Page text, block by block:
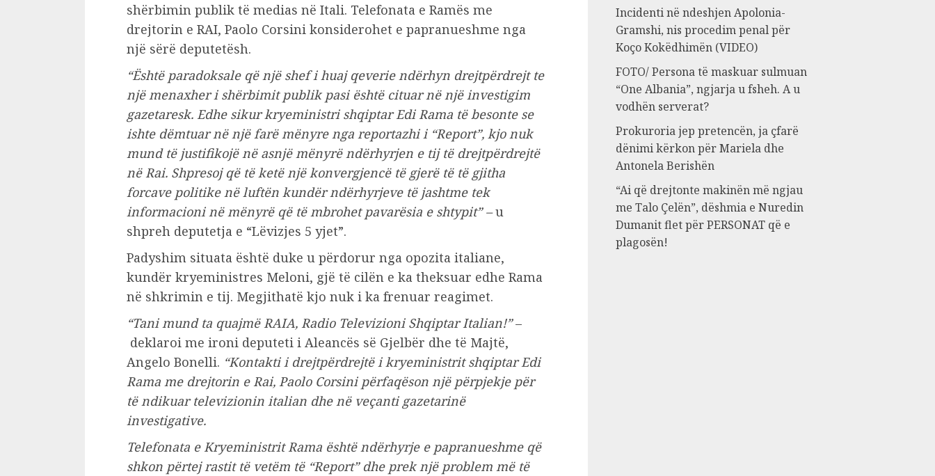
shërbimin publik të medias në Itali. Telefonata e Ramës me
drejtorin e RAI, Paolo Corsini konsiderohet e papranueshme nga
një sërë deputetësh.
“Është paradoksale që një shef i huaj qeverie ndërhyn drejtpërdrejt te
një menaxher i shërbimit publik pasi është cituar në një investigim
gazetaresk. Edhe sikur kryeministri shqiptar Edi Rama të besonte se
ishte dëmtuar në një farë mënyre nga reportazhi i “Report”, kjo nuk
mund të justifikojë në asnjë mënyrë ndërhyrjen e tij të drejtpërdrejtë
në Rai. Shpresoj që të ketë një konvergjencë të gjerë të të gjitha
forcave politike në luftën kundër ndërhyrjeve të jashtme tek
informacioni në mënyrë që të mbrohet pavarësia e shtypit” –u
shpreh deputetja e “Lëvizjes 5 yjet”.
Padyshim situata është duke u përdorur nga opozita italiane,
kundër kryeministres Meloni, gjë të cilën e ka theksuar edhe Rama
në shkrimin e tij. Megjithatë kjo nuk i ka frenuar reagimet.
“Tani mund ta quajmë RAIA, Radio Televizioni Shqiptar Italian!”–
deklaroi me ironi deputeti i Aleancës së Gjelbër dhe të Majtë,
Angelo Bonelli. “Kontakti i drejtpërdrejtë i kryeministrit shqiptar Edi
Rama me drejtorin e Rai, Paolo Corsini përfaqëson një përpjekje për
të ndikuar televizionin italian dhe në veçanti gazetarinë
investigative.
Telefonata e Kryeministrit Rama është ndërhyrje e papranueshme që
shkon përtej rastit të vetëm të “Report” dhe prek një problem më të
Incidenti në ndeshjen Apolonia-
Gramshi, nis procedim penal për
Koço Kokëdhimën (VIDEO)
FOTO/ Persona të maskuar sulmuan
“One Albania”, ngjarja u fsheh. A u
vodhën serverat?
Prokuroria jep pretencën, ja çfarë
dënimi kërkon për Mariela dhe
Antonela Berishën
“Ai që drejtonte makinën më ngjau
me Talo Çelën”, dëshmia e Nuredin
Dumanit flet për PERSONAT që e
plagosën!